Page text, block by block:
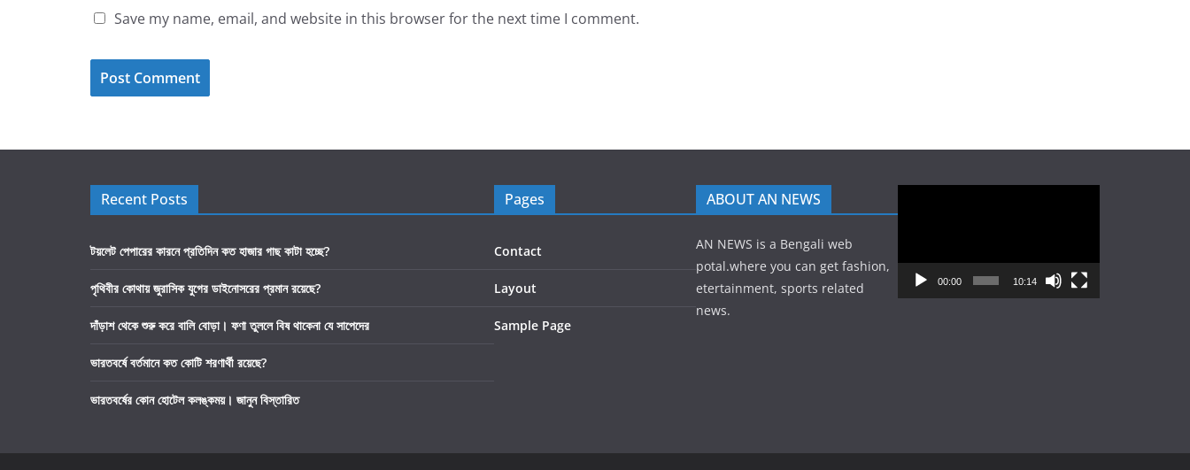
Save my name, email, and website in this browser for the next time I comment.
Recent Posts
টয়লেট পেপারের কারনে প্রতিদিন কত হাজার গাছ কাটা হচ্ছে?
পৃথিবীর কোথায় জুরাসিক যুগের ডাইনোসরের প্রমান রয়েছে?
দাঁড়াশ থেকে শুরু করে বালি বোড়া। ফণা তুললে বিষ থাকেনা যে সাপেদের
ভারতবর্ষে বর্তমানে কত কোটি শরণার্থী রয়েছে?
ভারতবর্ষের কোন হোটেল কলঙ্কময়। জানুন বিস্তারিত
Pages
Contact
Layout
Sample Page
ABOUT AN NEWS
AN NEWS is a Bengali web
potal.where you can get fashion,
etertainment, sports related
news.
Player
00:00 10:14